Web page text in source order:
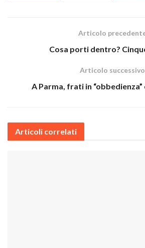
Articolo
Cosa porti dentro?
Articolo successivo
A Parma, frati in “obbedienza”
Articoli correlati